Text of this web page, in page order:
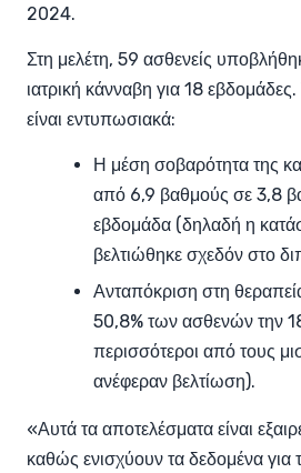
2024.
Στη μελέτη, 59 ασθενείς
ιατρική κάνναβη για 18
είναι εντυπωσιακά:
Η μέση σοβαρότητα της
από 6,9 βαθμούς σε 3,8
εβδομάδα (δηλαδή η
βελτιώθηκε σχεδόν στο
Ανταπόκριση στη
50,8% των ασθενών την
περισσότεροι από τους
ανέφεραν βελτίωση).
«Αυτά τα αποτελέσματα είναι
καθώς ενισχύουν τα δεδομένα για